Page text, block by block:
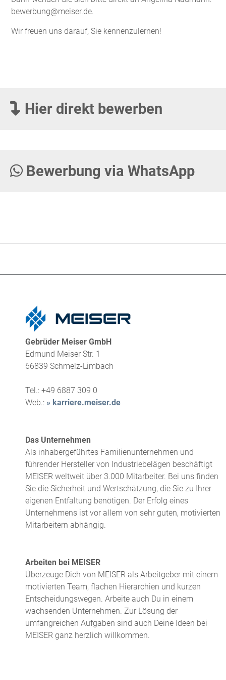
bewerbung@meiser.de.
Wir freuen uns darauf, Sie kennenzulernen!
Hier direkt bewerben
Bewerbung via WhatsApp
Gebrüder Meiser GmbH
Edmund Meiser Str. 1
66839 Schmelz-Limbach
Tel.: +49 6887 309 0
Web.: » karriere.meiser.de
Das Unternehmen
Als inhabergeführtes Familienunternehmen und
führender Hersteller von Industriebelägen beschäftigt
MEISER weltweit über 3.000 Mitarbeiter. Bei uns finden
Sie die Sicherheit und Wertschätzung, die Sie zu Ihrer
eigenen Entfaltung benötigen. Der Erfolg eines
Unternehmens ist vor allem von sehr guten, motivierten
Mitarbeitern abhängig.
Arbeiten bei MEISER
Überzeuge Dich von MEISER als Arbeitgeber mit einem
motivierten Team, flachen Hierarchien und kurzen
Entscheidungswegen. Arbeite auch Du in einem
wachsenden Unternehmen. Zur Lösung der
umfangreichen Aufgaben sind auch Deine Ideen bei
MEISER ganz herzlich willkommen.